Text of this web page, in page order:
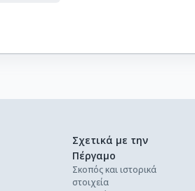
Σχετικά με την
Πέργαμο
Σκοπός και ιστορικά
στοιχεία